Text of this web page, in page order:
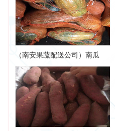
（南安果蔬配送公司）南瓜